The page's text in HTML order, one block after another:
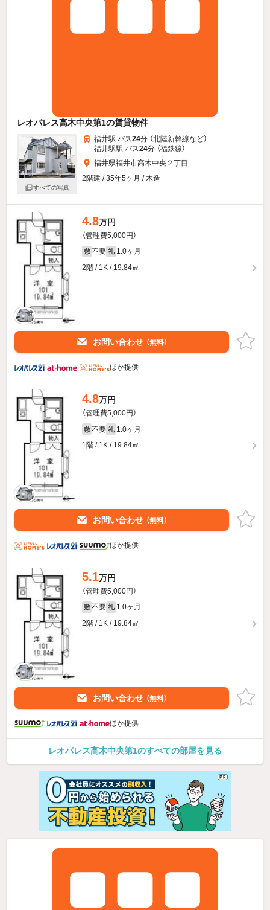
レオパレス高木中央第1の賃貸物件
すべての写真
福井駅 バス24分 （北陸新幹線など）
福井駅駅 バス24分 （福鉄線）
福井県福井市高木中央２丁目
2階建 / 35年5ヶ月 / 木造
4.8万円
（管理費5,000円）
敷 不要 礼 1.0ヶ月
2階 / 1K / 19.84㎡
お問い合わせ （無料）
ほか提供
4.8万円
（管理費5,000円）
敷 不要 礼 1.0ヶ月
1階 / 1K / 19.84㎡
お問い合わせ （無料）
ほか提供
5.1万円
（管理費5,000円）
敷 不要 礼 1.0ヶ月
2階 / 1K / 19.84㎡
お問い合わせ （無料）
ほか提供
レオパレス高木中央第1のすべての部屋を見る